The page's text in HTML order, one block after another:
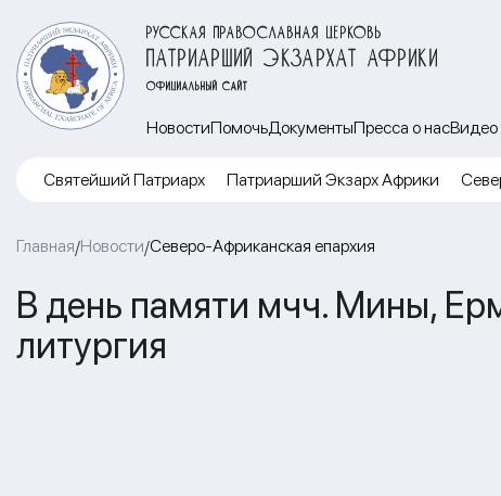
РУССКАЯ ПРАВОСЛАВНАЯ ЦЕРКОВЬ
ПАТРИАРШИЙ ЭКЗАРХАТ АФРИКИ
ОФИЦИАЛЬНЫЙ САЙТ
НовостиПомочьДокументыПресса о насВидео
Cвятейший Патриарх Патриарший Экзарх Африки
Главная/Новости/Северо-Африканская епархия
В день памяти мчч. Мины,
литургия